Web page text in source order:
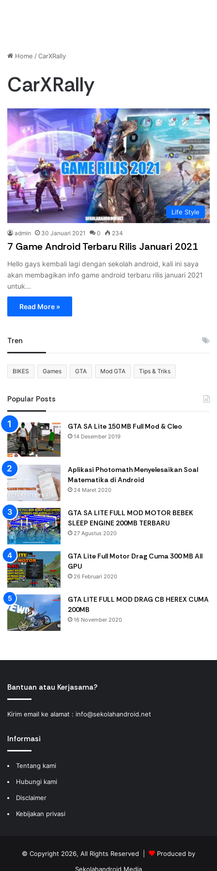
Home /CarXRally
CarXRally
Life Style
admin 30 Januari 2021 0 234
7 Game Android Terbaru Rilis Januari 2021
Hello gays kembali lagi dengan sekolah android, kali ini saya
akan membagikan info game android terbaru rilis januari 2021
untuk…
Read More »
Tren
BIKES Games GTA Mod GTA Tips & Triks
Popular Posts
GTA SA Lite 150 MB Full Mod & Cleo
14 Desember 2019
Aplikasi Photomath Menyelesaikan Soal
Matematika di Android
24 Maret 2020
GTA SA LITE FULL MOD MOTOR BEBEK
SLEEP ENGINE 200MB TERBARU
27 Agustus 2020
GTA Lite Full Motor Drag Cuma 300 MB All
GPU
26 Februari 2020
GTA LITE FULL MOD DRAG CB HEREX CUMA
200MB
16 November 2020
Bantuan atau Kerjasama?
Kirim email ke alamat : info@sekolahandroid.net
Informasi
Tentang kami
Hubungi kami
Disclaimer
Kebijakan privasi
© Copyright 2026, All Rights Reserved |
Produced by
Sekolahandroid Media